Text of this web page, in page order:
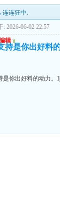
连狂中.
: 2026-06-02 22:57
辑 u
持是你出好
是你出好料的动力